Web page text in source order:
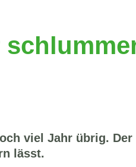
viel Jahr übrig.
lässt.